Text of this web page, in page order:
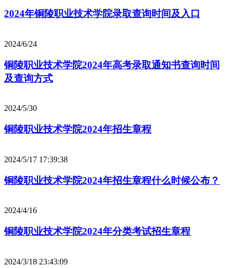
2024年铜陵职业技术学院录取查询时间及入口
2024/6/24
铜陵职业技术学院2024年高考录取通知书查询时间
及查询方式
2024/5/30
铜陵职业技术学院2024年招生章程
2024/5/17 17:39:38
铜陵职业技术学院2024年招生章程什么时候公布？
2024/4/16
铜陵职业技术学院2024年分类考试招生章程
2024/3/18 23:43:09